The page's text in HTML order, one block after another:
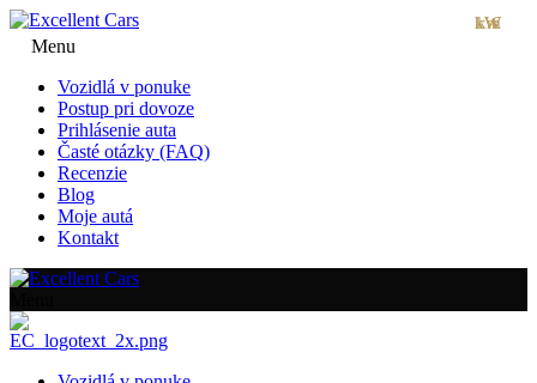
Menu
Vozidlá v ponuke
Postup pri dovoze
Prihlásenie auta
Časté otázky (FAQ)
Recenzie
Blog
Moje autá
Kontakt
€
km
kW
kW